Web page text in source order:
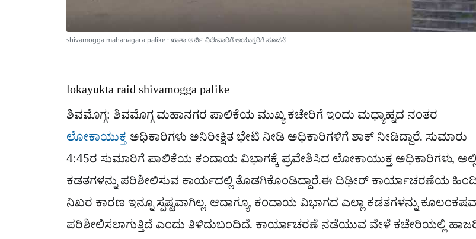
shivamogga mahanagara palike : ಖಾತಾ ಅರ್ಜಿ ವಿಲೇವಾರಿಗೆ ಆಯುಕ್ತರಿಗೆ ಸೂಚನೆ
lokayukta raid shivamogga palike
ಶಿವಮೊಗ್ಗ: ಶಿವಮೊಗ್ಗ ಮಹಾನಗರ ಪಾಲಿಕೆಯ ಮುಖ್ಯ ಕಚೇರಿಗೆ ಇಂದು ಮಧ್ಯಾಹ್ನದ ನಂತರ
ಲೋಕಾಯುಕ್ತಅಧಿಕಾರಿಗಳು ಅನಿರೀಕ್ಷಿತ ಭೇಟಿ ನೀಡಿ ಅಧಿಕಾರಿಗಳಿಗೆ ಶಾಕ್ ನೀಡಿದ್ದಾರೆ. ಸುಮಾರು
4:45ರ ಸುಮಾರಿಗೆ ಪಾಲಿಕೆಯ ಕಂದಾಯ ವಿಭಾಗಕ್ಕೆ ಪ್ರವೇಶಿಸಿದ ಲೋಕಾಯುಕ್ತ ಅಧಿಕಾರಿಗಳು,
ಕಡತಗಳನ್ನು ಪರಿಶೀಲಿಸುವ ಕಾರ್ಯದಲ್ಲಿ ತೊಡಗಿಕೊಂಡಿದ್ದಾರೆ.ಈ ದಿಢೀರ್ ಕಾರ್ಯಾಚರಣೆಯ
ನಿಖರ ಕಾರಣ ಇನ್ನೂ ಸ್ಪಷ್ಟವಾಗಿಲ್ಲ. ಆದಾಗ್ಯೂ, ಕಂದಾಯ ವಿಭಾಗದ ಎಲ್ಲಾ ಕಡತಗಳನ್ನು
ಪರಿಶೀಲಿಸಲಾಗುತ್ತಿದೆ ಎಂದು ತಿಳಿದುಬಂದಿದೆ. ಕಾರ್ಯಾಚರಣೆ ನಡೆಯುವ ವೇಳೆ ಕಚೇರಿಯಲ್ಲಿ